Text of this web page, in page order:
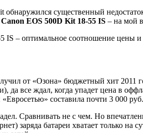
существенный
Canon EOS 500D Kit 18-55 IS – на мой
от «Озона» бюджетный хит 2011
да все ждал, когда упадет цена в
составила почти 3 000
Сравнивать не с чем. Но
заряда батареи хватает только